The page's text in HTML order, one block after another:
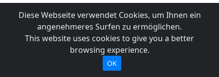
Diese Webseite verwendet Cookies, um Ihnen ein
angenehmeres Surfen zu ermöglichen.
This website uses cookies to give you a better
browsing experience.
OK